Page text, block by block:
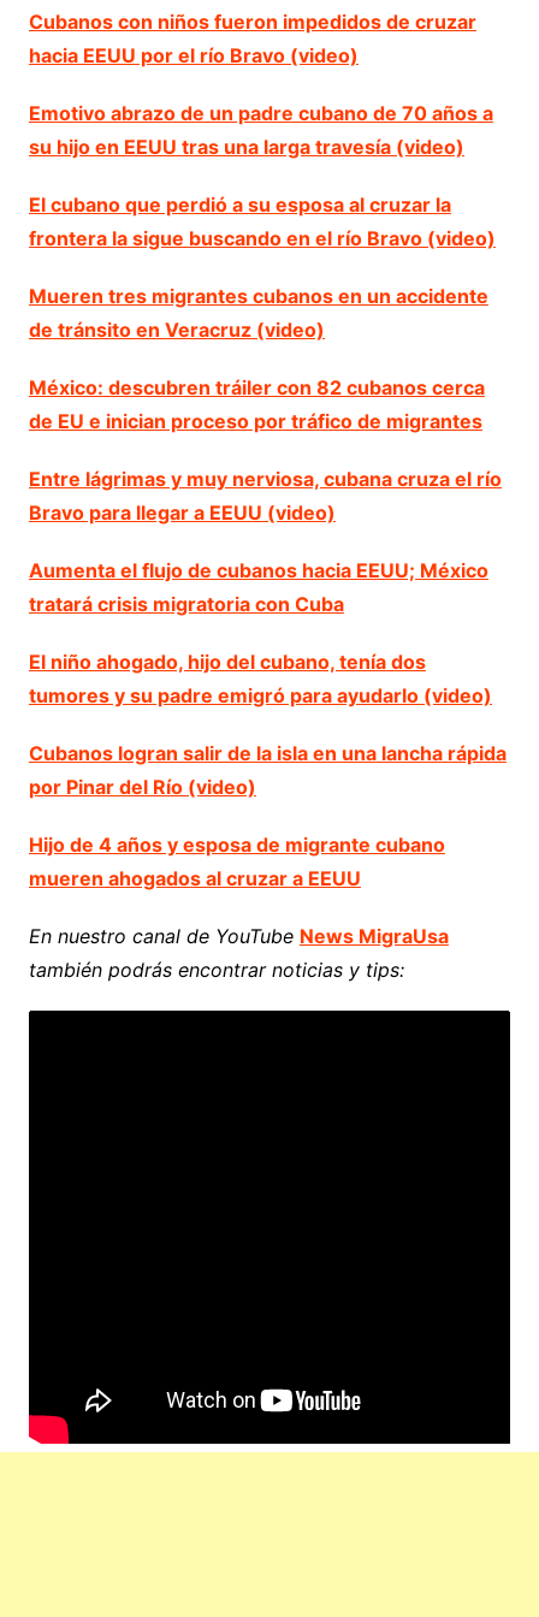
Cubanos con niños fueron impedidos de cruzar
hacia EEUU por el río Bravo (video)
Emotivo abrazo de un padre cubano de 70 años a
su hijo en EEUU tras una larga travesía (video)
El cubano que perdió a su esposa al cruzar la
frontera la sigue buscando en el río Bravo (video)
Mueren tres migrantes cubanos en un accidente
de tránsito en Veracruz (video)
México: descubren tráiler con 82 cubanos cerca
de EU e inician proceso por tráfico de migrantes
Entre lágrimas y muy nerviosa, cubana cruza el río
Bravo para llegar a EEUU (video)
Aumenta el flujo de cubanos hacia EEUU; México
tratará crisis migratoria con Cuba
El niño ahogado, hijo del cubano, tenía dos
tumores y su padre emigró para ayudarlo (video)
Cubanos logran salir de la isla en una lancha rápida
por Pinar del Río (video)
Hijo de 4 años y esposa de migrante cubano
mueren ahogados al cruzar a EEUU
En nuestro canal de YouTube News MigraUsa
también podrás encontrar noticias y tips: